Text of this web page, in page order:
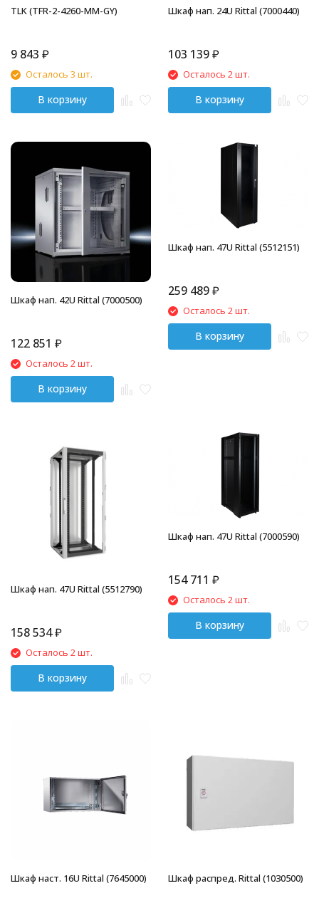
TLK (TFR-2-4260-MM-GY)
9 843 ₽
Осталось 3 шт.
В корзину
Шкаф нап. 24U Rittal (7000440)
103 139₽
Осталось 2 шт.
В корзину
Шкаф нап. 42U Rittal (7000500)
122 851 ₽
Осталось 2 шт.
В корзину
Шкаф нап. 47U Rittal (5512151)
259 489₽
Осталось 2 шт.
В корзину
Шкаф нап. 47U Rittal (5512790)
158 534₽
Осталось 2 шт.
В корзину
Шкаф нап. 47U Rittal (7000590)
154 711 ₽
Осталось 2 шт.
В корзину
Шкаф наст. 16U Rittal (7645000) Шкаф распред. Rittal (1030500)